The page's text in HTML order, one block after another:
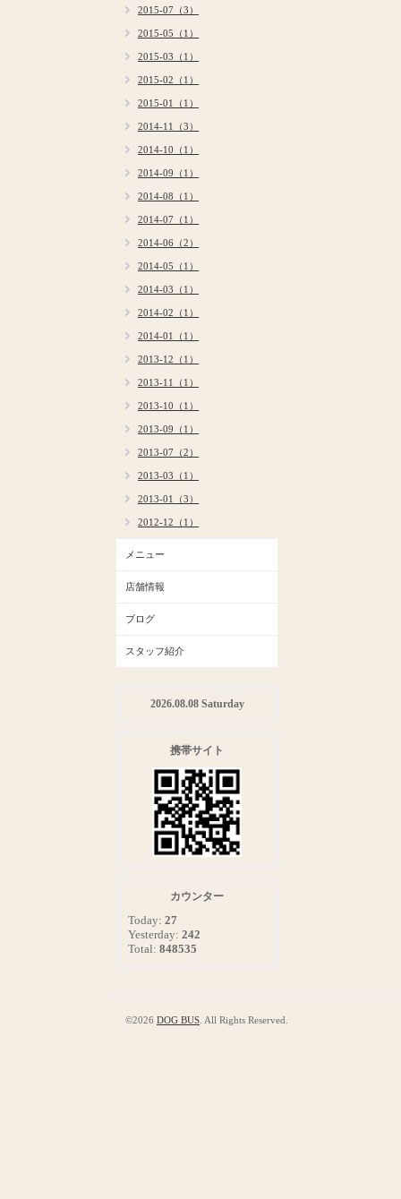
2015-07（3）
2015-05（1）
2015-03（1）
2015-02（1）
2015-01（1）
2014-11（3）
2014-10（1）
2014-09（1）
2014-08（1）
2014-07（1）
2014-06（2）
2014-05（1）
2014-03（1）
2014-02（1）
2014-01（1）
2013-12（1）
2013-11（1）
2013-10（1）
2013-09（1）
2013-07（2）
2013-03（1）
2013-01（3）
2012-12（1）
メニュー
店舗情報
ブログ
スタッフ紹介
2026.08.08 Saturday
携帯サイト
カウンター
Today: 27
Yesterday: 242
Total: 848535
©2026 DOG BUS . All Rights Reserved.